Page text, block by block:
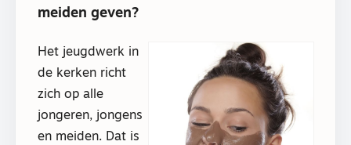
meiden geven?
Het jeugdwerk in
de kerken richt
zich op alle
jongeren, jongens
en meiden. Dat is